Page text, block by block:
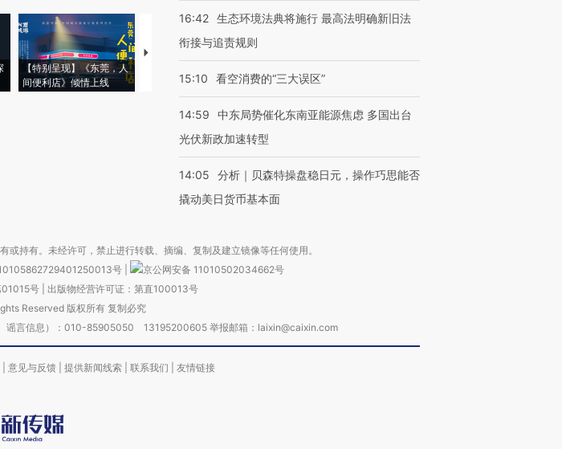
【特别呈现】《东莞，人
间便利店》倾情上线
【推广】走进第四届链博
有意思的生活方式·第三对
16:42 生态环境法典将施行 最高法明确新旧法
衔接与追责规则
15:10 看空消费的“三大误区”
14:59
中东局势催化东南亚能源焦虑 多国出台
光伏新政加速转型
14:05
分析｜贝森特操盘稳日元，操作巧思能否
撬动美日货币基本面
持有。未经许可，禁止进行转载、摘编、复制及建立镜像等任何使用。
号
京公网安备 11010502034662号
号| 出版物经营许可证：第直100013号
Reserved 版权所有 复制必究
谣言信息）：010-85905050 13195200605 举报邮箱：laixin@caixin.com
意见与反馈 提供新闻线索 联系我们 友情链接